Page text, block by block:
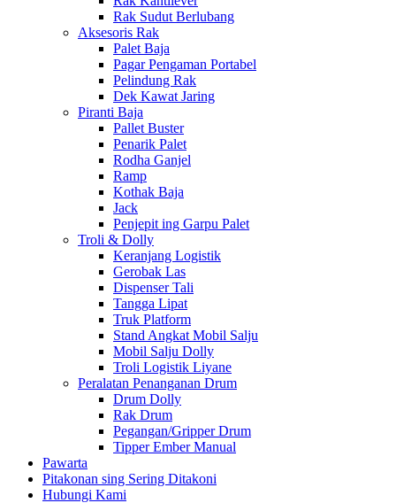
Rak Sudut Berlubang
Aksesoris Rak
Palet Baja
Pagar Pengaman Portabel
Pelindung Rak
Dek Kawat Jaring
Piranti Baja
Pallet Buster
Penarik Palet
Rodha Ganjel
Ramp
Kothak Baja
Jack
Penjepit ing Garpu Palet
Troli & Dolly
Keranjang Logistik
Gerobak Las
Dispenser Tali
Tangga Lipat
Truk Platform
Stand Angkat Mobil Salju
Mobil Salju Dolly
Troli Logistik Liyane
Peralatan Penanganan Drum
Drum Dolly
Rak Drum
Pegangan/Gripper Drum
Tipper Ember Manual
Pawarta
Pitakonan sing Sering Ditakoni
Hubungi Kami